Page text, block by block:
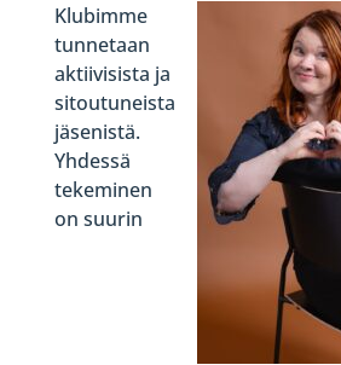
Klubimme
tunnetaan
aktiivisista ja
sitoutuneista
jäsenistä.
Yhdessä
tekeminen
on suurin